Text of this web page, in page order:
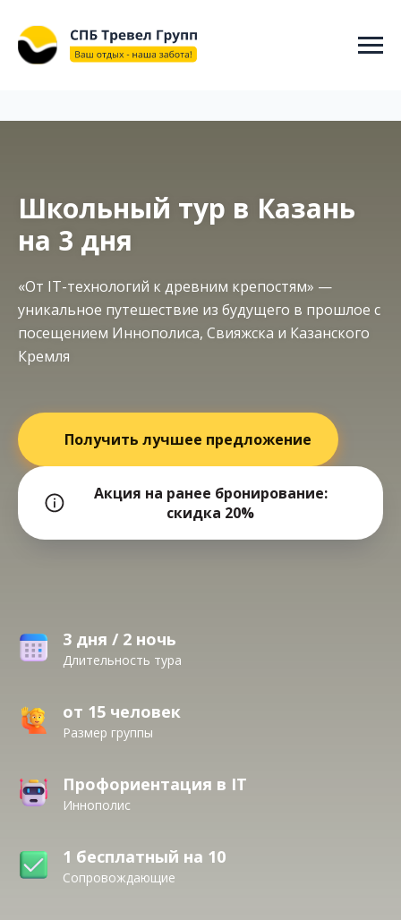
"СПБ ТРЕВЕЛ ГРУПП", "url": "https://spbtravelgroup.ru/",
"potentialAction": { "@type": "SearchAction", "target":
"https://spbtravelgroup.ru/search?q={search_term_string}", "query-
Школьный тур в Казань
на 3 дня
«От IT-технологий к древним крепостям» —
уникальное путешествие из будущего в прошлое с
посещением Иннополиса, Свияжска и Казанского
Кремля
Получить лучшее предложение
Акция на ранее бронирование:
скидка 20%
3 дня / 2 ночь
Длительность тура
от 15 человек
Размер группы
Профориентация в IT
Иннополис
1 бесплатный на 10
Сопровождающие